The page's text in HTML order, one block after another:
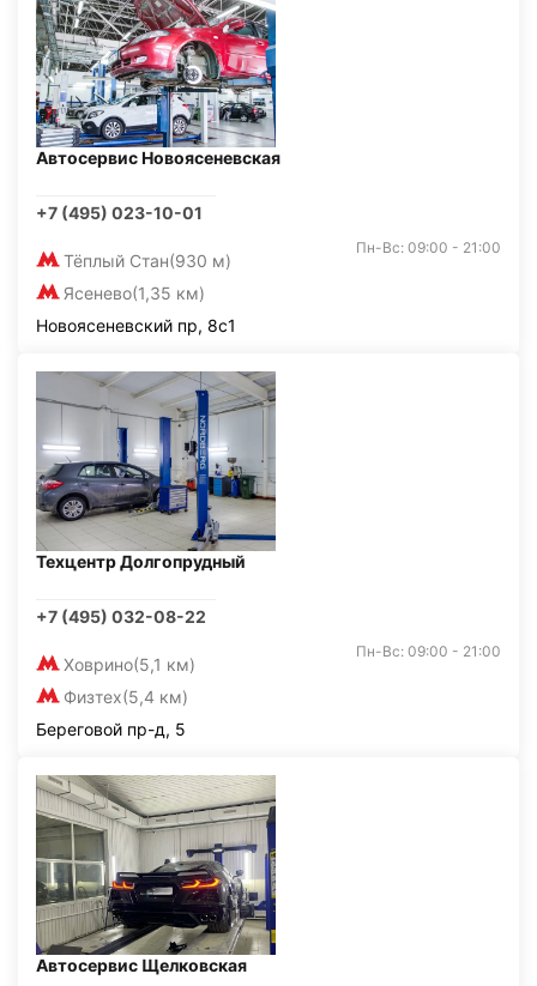
Автосервис Новоясеневская
+7 (495) 023-10-01
Тёплый Стан(930 м)
Ясенево(1,35 км)
Пн-Вс: 09:00 - 21:00
Новоясеневский пр, 8с1
Техцентр Долгопрудный
+7 (495) 032-08-22
Ховрино(5,1 км)
Физтех(5,4 км)
Пн-Вс: 09:00 - 21:00
Береговой пр-д, 5
Автосервис Щелковская